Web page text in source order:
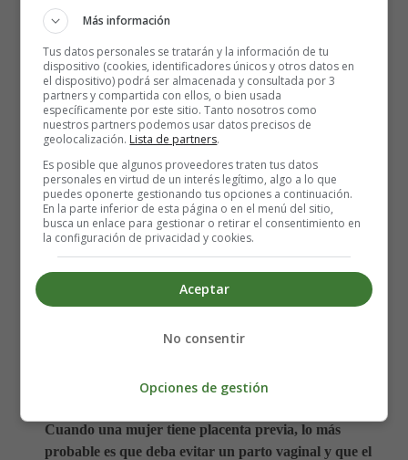
consumo de algunas sustancias y, principalmente, los
antecedentes de cirugía en el útero
incluyen una cesárea previa y la extirpación de miomas
uterinos.
La historia clínica y la exploración física proporcionan al
obstetra pistas importantes para saber si una mujer puede
tener placenta previa. Si has tenido placenta previa en el
pasado, esto es una pista, al igual que los antecedentes de
cirugía en el útero, incluida una cesárea. Lo más
importante es lo que le ocurre en la actualidad.Si
experimentas una hemorragia intensa con poco o
ningún dolor, esto sugiere fuertemente una placenta
. Algunas mujeres con placenta previa también
ecografía para confirmar el
Cuando una mujer tiene placenta previa, lo más
probable es que deba evitar un parto vaginal y que el
Más información
Tus datos personales se tratarán y la información de tu
dispositivo (cookies, identificadores únicos y otros datos en
el dispositivo) podrá ser almacenada y consultada por 3
partners y compartida con ellos, o bien usada
específicamente por este sitio. Tanto nosotros como
nuestros partners podemos usar datos precisos de
geolocalización. Lista de partners.
Es posible que algunos proveedores traten tus datos
personales en virtud de un interés legítimo, algo a lo que
puedes oponerte gestionando tus opciones a continuación.
En la parte inferior de esta página o en el menú del sitio,
busca un enlace para gestionar o retirar el consentimiento en
la configuración de privacidad y cookies.
Aceptar
No consentir
Opciones de gestión